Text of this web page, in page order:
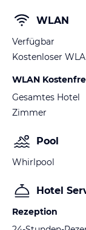
WLAN
Verfügbar
Kostenloser
WLAN
Gesamtes Hotel
Zimmer
Pool
Whirlpool
Hotel
Rezeption